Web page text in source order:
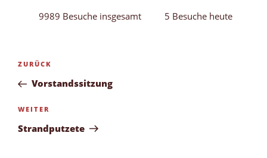
9989 Besuche insgesamt 5 Besuche heute
Beitragsnavigation
Vorheriger
Beitrag
ZURÜCK
Vorstandssitzung
Nächster
Beitrag
WEITER
Strandputzete